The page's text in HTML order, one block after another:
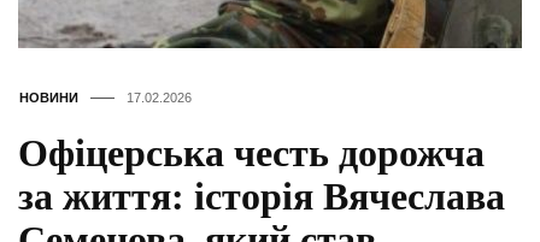
НОВИНИ 17.02.2026
Офіцерська честь дорожча
за життя: історія Вячеслава